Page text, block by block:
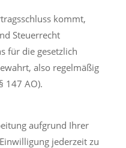
kommt,
Steuerrecht
für die gesetzlich
also regelmäßig
147 AO).
aufgrund Ihrer
jederzeit zu